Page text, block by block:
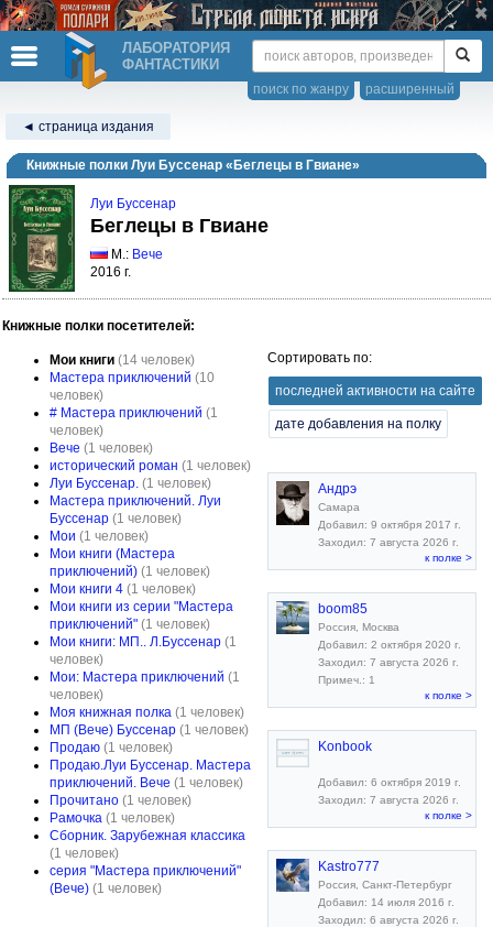
ЛАБОРАТОРИЯ
ФАНТАСТИКИ
расширенный
поиск по жанру
◄ страница издания
Книжные полки Луи Буссенар «Беглецы в Гвиане»
Луи Буссенар
Беглецы в Гвиане
М.: Вече
2016 г.
Книжные полки посетителей:
Мои книги (14 человек)
Мастера приключений (10
человек)
# Мастера приключений (1
человек)
Вече (1 человек)
исторический роман (1 человек)
Луи Буссенар. (1 человек)
Мастера приключений. Луи
Буссенар (1 человек)
Мои (1 человек)
Мои книги (Мастера
приключений) (1 человек)
Мои книги 4 (1 человек)
Мои книги из серии "Мастера
приключений" (1 человек)
Мои книги: МП.. Л.Буссенар (1
человек)
Мои: Мастера приключений (1
человек)
Моя книжная полка (1 человек)
МП (Вече) Буссенар (1 человек)
Продаю (1 человек)
Продаю.Луи Буссенар. Мастера
приключений. Вече (1 человек)
Прочитано (1 человек)
Рамочка (1 человек)
Сборник. Зарубежная классика
(1 человек)
серия "Мастера приключений"
(Вече) (1 человек)
Сортировать по:
последней активности на сайте
дате добавления на полку
Андрэ
Самара
Добавил: 9 октября 2017 г.
Заходил: 7 августа 2026 г.
к полке >
boom85
Россия, Москва
Добавил: 2 октября 2020 г.
Заходил: 7 августа 2026 г.
Примеч.: 1
к полке >
Konbook
Добавил: 6 октября 2019 г.
Заходил: 7 августа 2026 г.
к полке >
Kastro777
Россия, Санкт-Петербург
Добавил: 14 июля 2016 г.
Заходил: 6 августа 2026 г.